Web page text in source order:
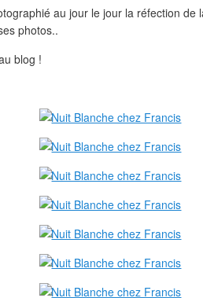
au jour le jour la réfection de
photos..
blog !